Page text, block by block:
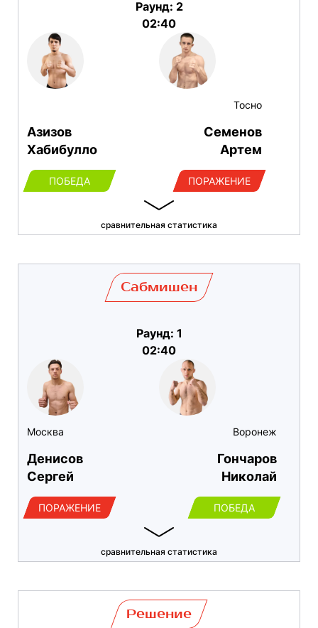
Азизов
Хабибулло
ПОБЕДА
Раунд: 2
02:40
Тосно
Семенов
Артем
ПОРАЖЕНИЕ
сравнительная статистика
Москва
Денисов
Сергей
ПОРАЖЕНИЕ
Сабмишен
Раунд: 1
02:40
Воронеж
Гончаров
Николай
ПОБЕДА
сравнительная статистика
Решение